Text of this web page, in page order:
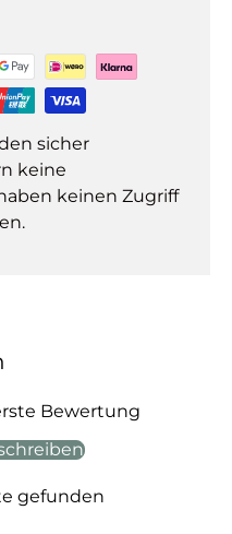
sicher
keine
keinen Zugriff
Bewertung
gefunden